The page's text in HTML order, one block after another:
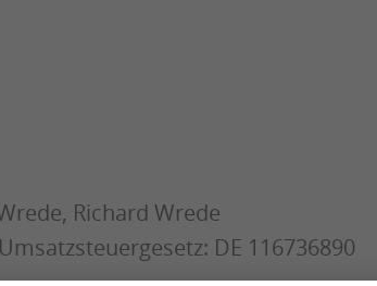
Richard Wrede
DE 116736890